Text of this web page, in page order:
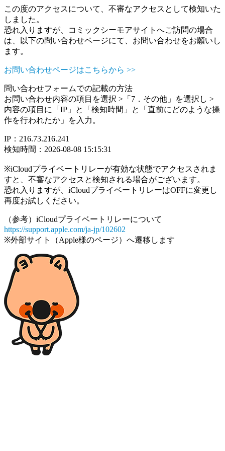
この度のアクセスについて、不審なアクセスとして検知いた
しました。
恐れ入りますが、コミックシーモアサイトへご訪問の場合
は、以下の問い合わせページにて、お問い合わせをお願いし
ます。
お問い合わせページはこちらから >>
問い合わせフォームでの記載の方法
お問い合わせ内容の項目を選択 >「7．その他」を選択し >
内容の項目に「IP」と「検知時間」と「直前にどのような操
作を行われたか」を入力。
IP：216.73.216.241
検知時間：2026-08-08 15:15:31
※iCloudプライベートリレーが有効な状態でアクセスされま
すと、不審なアクセスと検知される場合がございます。
恐れ入りますが、iCloudプライベートリレーはOFFに変更し
再度お試しください。
（参考）iCloudプライベートリレーについて
https://support.apple.com/ja-jp/102602
※外部サイト（Apple様のページ）へ遷移します